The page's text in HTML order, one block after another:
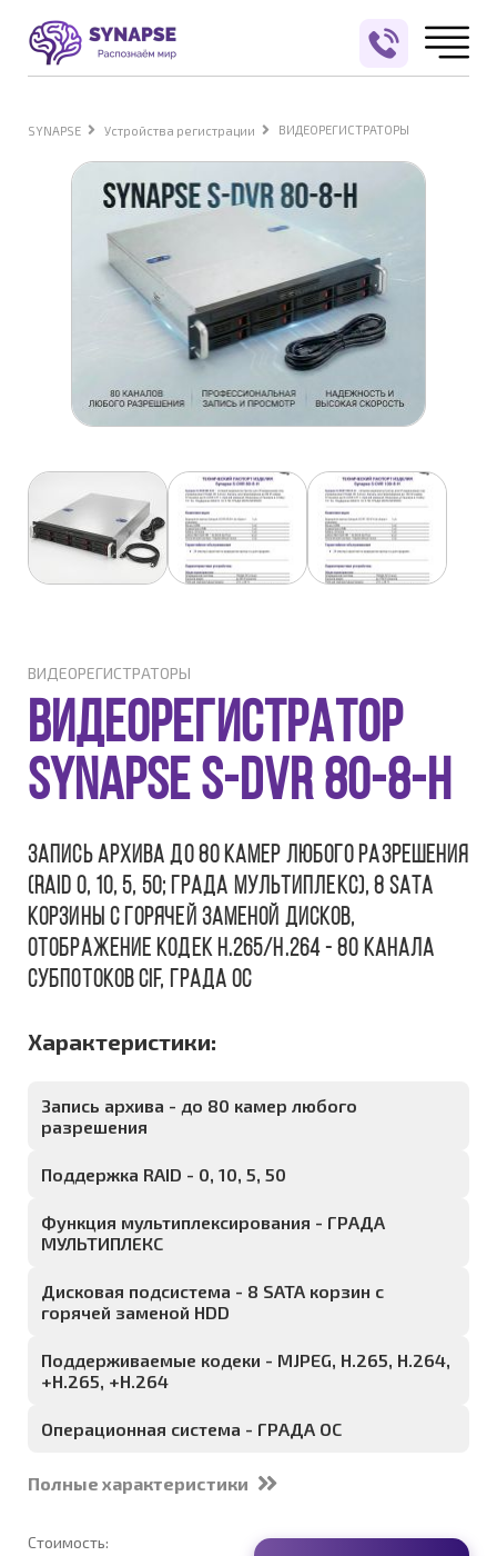
SYNAPSE Устройства регистрации ВИДЕОРЕГИСТРАТОРЫ
ВИДЕОРЕГИСТРАТОРЫ
Видеорегистратор
Synapse S-DVR 80-8-H
Запись архива до 80 камер любого разрешения
(RAID 0, 10, 5, 50; ГРАДА МУЛЬТИПЛЕКС), 8 SATA
корзины с горячей заменой дисков,
отображение кодек H.265/H.264 - 80 канала
субпотоков CIF, ГРАДА ОС
Характеристики:
Запись архива - до 80 камер любого
разрешения
Поддержка RAID - 0, 10, 5, 50
Функция мультиплексирования - ГРАДА
МУЛЬТИПЛЕКС
Дисковая подсистема - 8 SATA корзин с
горячей заменой HDD
Поддерживаемые кодеки - MJPEG, H.265, H.264,
+H.265, +H.264
Операционная система - ГРАДА ОС
Полные характеристики
Стоимость: